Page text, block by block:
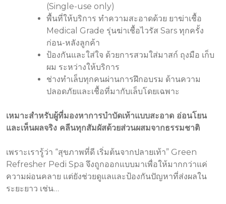
(Single-use only)
พื้นที่ให้บริการ ทำความสะอาดด้วย ยาฆ่าเชื้อ
Medical Grade รุ่นฆ่าเชื้อไวรัส Sars ทุกครั้ง
ก่อน-หลังลูกค้า
ป้องกันและใส่ใจ ด้วยการสวมใส่มาสก์ ถุงมือ เก็บ
ผม ระหว่างให้บริการ
ช่างทำเล็บทุกคนผ่านการฝึกอบรม ด้านความ
ปลอดภัยและเชื้อที่มากับเล็บโดยเฉพาะ
เหมาะสำหรับผู้ที่มองหาการบำบัดเท้าแบบสะอาด อ่อนโยน
และเห็นผลจริง คลีนทุกสัมผัสด้วยส่วนผสมจากธรรมชาติ
เพราะเรารู้ว่า “สุขภาพที่ดี เริ่มต้นจากปลายเท้า” Green
Refresher Pedi Spa จึงถูกออกแบบมาเพื่อให้มากกว่าแค่
ความผ่อนคลาย แต่ยังช่วยดูแลและป้องกันปัญหาที่ส่งผลใน
ระยะยาว เช่น…